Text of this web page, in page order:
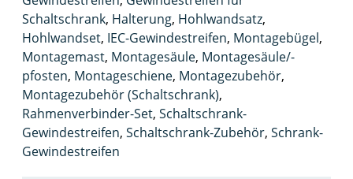
Schaltschrank, Halterung, Hohlwandsatz,
Hohlwandset, IEC-Gewindestreifen, Montagebügel,
Montagemast, Montagesäule, Montagesäule/-
pfosten, Montageschiene, Montagezubehör,
Montagezubehör (Schaltschrank),
Rahmenverbinder-Set, Schaltschrank-
Gewindestreifen, Schaltschrank-Zubehör, Schrank-
Gewindestreifen